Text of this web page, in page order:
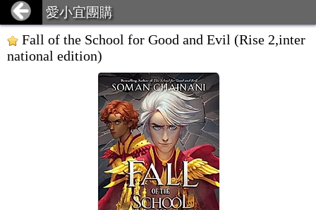
愛小宜團購
Fall of the School for Good and Evil (Rise 2,inter
national edition)